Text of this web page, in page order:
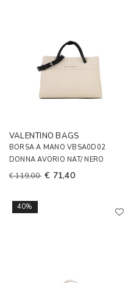
VALENTINO BAGS
BORSA A MANO VBSA0D02
DONNA AVORIO NAT/ NERO
€ 119,00 € 71,40
40%